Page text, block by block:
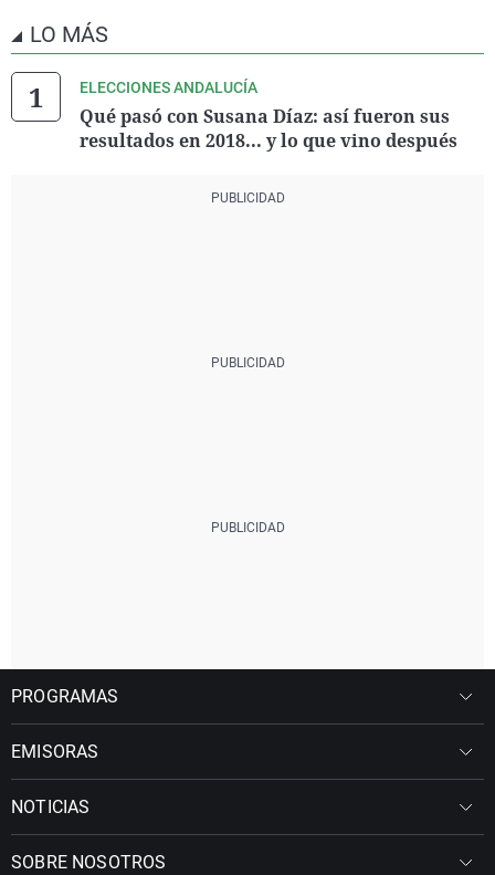
SOMOS FUTURO
DESPIERTA
0 0,01
258
IZAR
YA!
LO MÁS
ELECCIONES ANDALUCÍA
Qué pasó con Susana Díaz: así fueron sus
resultados en 2018... y lo que vino después
PROGRAMAS
EMISORAS
NOTICIAS
SOBRE NOSOTROS